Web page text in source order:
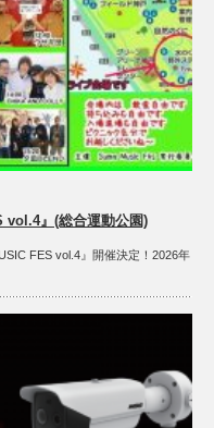
vol.4』(総合運動公園)
FES vol.4』開催決定！2026年